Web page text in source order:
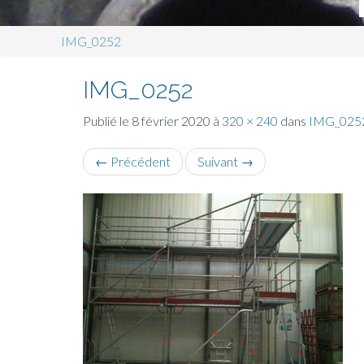
IMG_0252
IMG_0252
Publié le 8 février 2020 à 320 × 240 dans
← Précédent Suivant →